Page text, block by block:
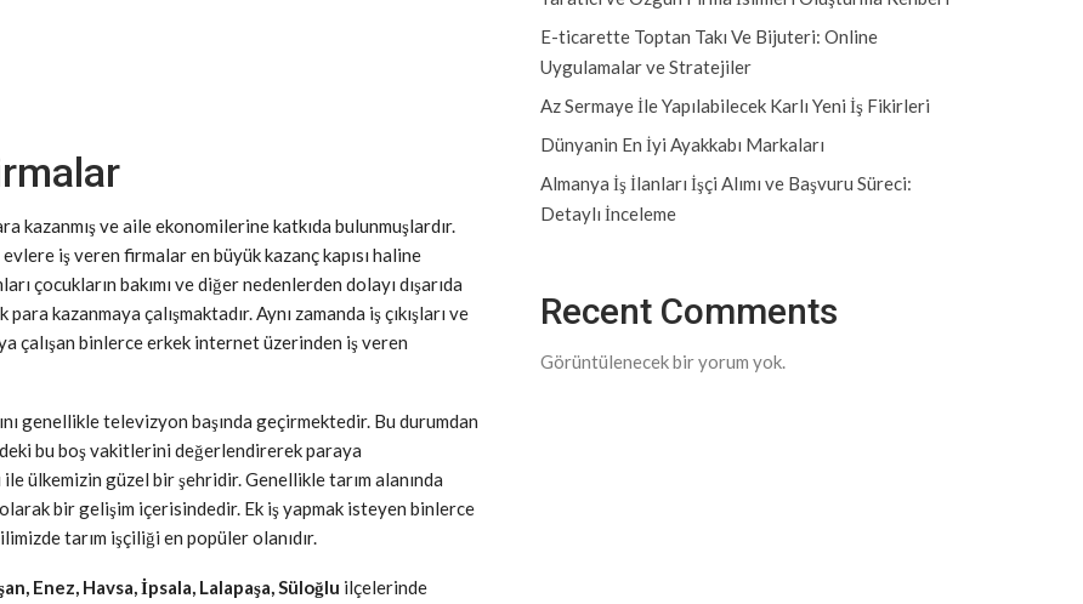
kazanmış ve aile ekonomilerine katkıda bulunmuşlardır.
iş veren firmalar en büyük kazanç kapısı haline
çocukların bakımı ve diğer nedenlerden dolayı dışarıda
kazanmaya çalışmaktadır. Aynı zamanda iş çıkışları ve
çalışan binlerce erkek internet üzerinden iş veren
genellikle televizyon başında geçirmektedir. Bu durumdan
bu boş vakitlerini değerlendirerek paraya
ülkemizin güzel bir şehridir. Genellikle tarım alanında
bir gelişim içerisindedir. Ek iş yapmak isteyen binlerce
tarım işçiliği en popüler olanıdır.
Enez, Havsa, İpsala, Lalapaşa, Süloğlu ilçelerinde
E-ticarette Toptan Takı Ve Bijuteri: Online
Uygulamalar ve Stratejiler
Az Sermaye İle Yapılabilecek Karlı Yeni İş Fikirleri
Dünyanin En İyi Ayakkabı Markaları
Almanya İş İlanları İşçi Alımı ve Başvuru Süreci:
Detaylı İnceleme
Recent Comments
Görüntülenecek bir yorum yok.